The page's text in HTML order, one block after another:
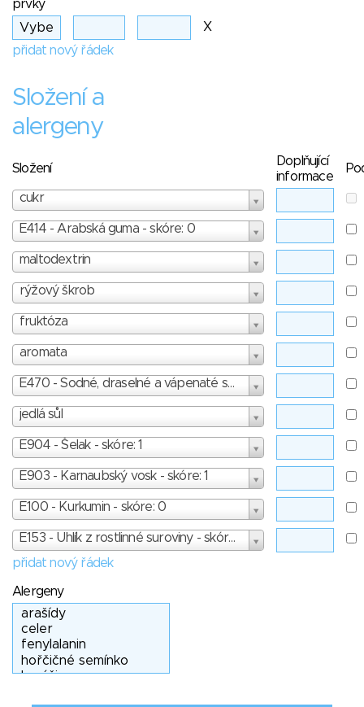
prvky
X
přidat nový řádek
Složení a
alergeny
Složení
Doplňující
informace
cukr
E414 - Arabská guma - skóre: 0
maltodextrin
rýžový škrob
fruktóza
aromata
E470 - Sodné, draselné a vápenaté soli mastných kyselin, hořečnaté soli mastných kyselin - skóre: 1
jedlá sůl
E904 - Šelak - skóre: 1
E903 - Karnaubský vosk - skóre: 1
E100 - Kurkumin - skóre: 0
E153 - Uhlík z rostlinné suroviny - skóre: 1
přidat nový řádek
Alergeny